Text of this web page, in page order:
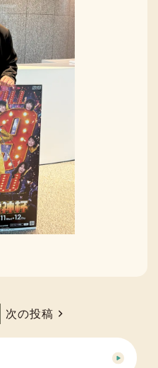
次の投稿